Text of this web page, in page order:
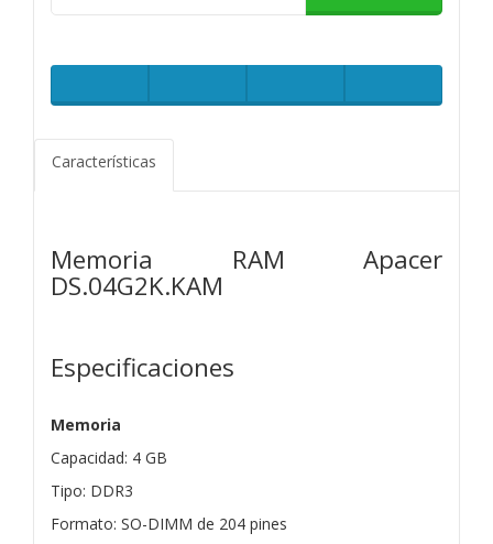
Características
Memoria RAM Apacer
DS.04G2K.KAM
Especificaciones
Memoria
Capacidad: 4 GB
Tipo: DDR3
Formato: SO-DIMM de 204 pines